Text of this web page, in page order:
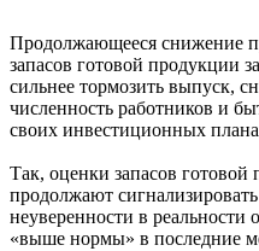
Продолжающееся снижение
запасов готовой продукции
сильнее тормозить выпуск,
численность работников и
своих инвестиционных
Так, оценки запасов
продолжают
неуверенности в реальности
«выше нормы» в последние